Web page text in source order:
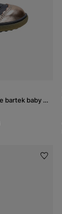
Încălțăminte profilactică pentru fete bartek baby BARTEK 81798-029, bleumarin-auriu